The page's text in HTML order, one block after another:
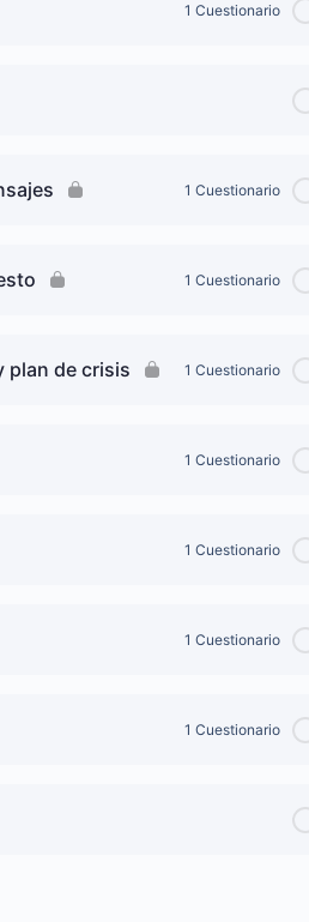
1 Cuestionario
1 Cuestionario
1 Cuestionario
plan de crisis 1 Cuestionario
1 Cuestionario
1 Cuestionario
1 Cuestionario
1 Cuestionario